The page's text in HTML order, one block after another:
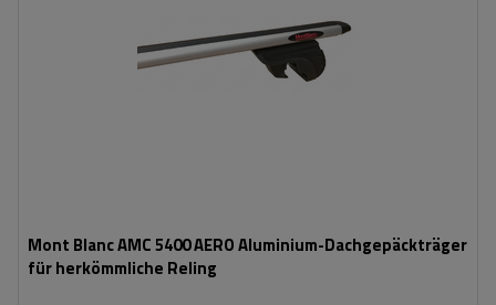
Mont Blanc AMC 5400 AERO Aluminium-Dachgepäckträger
für herkömmliche Reling